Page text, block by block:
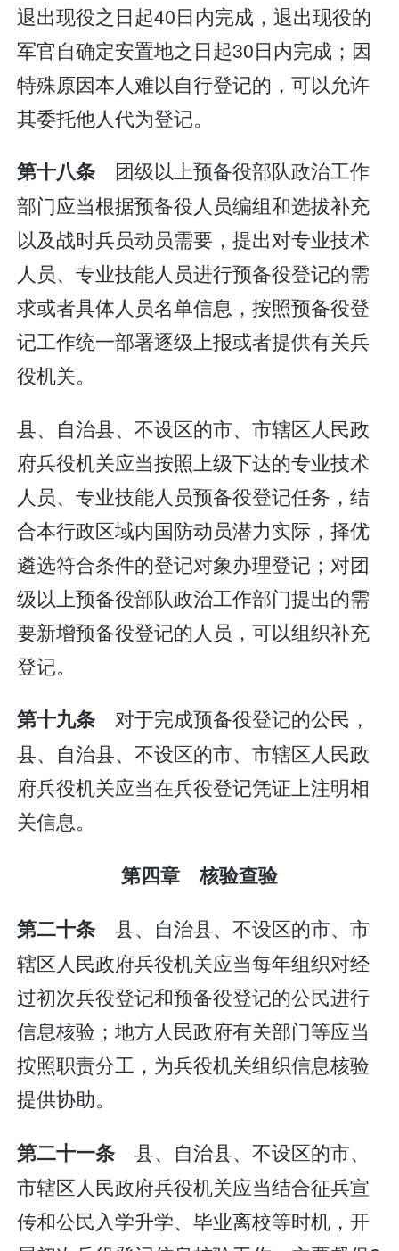
退出现役之日起40日内完成，退出现役的
军官自确定安置地之日起30日内完成；因
特殊原因本人难以自行登记的，可以允许
其委托他人代为登记。
第十八条 团级以上预备役部队政治工作
部门应当根据预备役人员编组和选拔补充
以及战时兵员动员需要，提出对专业技术
人员、专业技能人员进行预备役登记的需
求或者具体人员名单信息，按照预备役登
记工作统一部署逐级上报或者提供有关兵
役机关。
县、自治县、不设区的市、市辖区人民政
府兵役机关应当按照上级下达的专业技术
人员、专业技能人员预备役登记任务，结
合本行政区域内国防动员潜力实际，择优
遴选符合条件的登记对象办理登记；对团
级以上预备役部队政治工作部门提出的需
要新增预备役登记的人员，可以组织补充
登记。
第十九条对于完成预备役登记的公民，
县、自治县、不设区的市、市辖区人民政
府兵役机关应当在兵役登记凭证上注明相
关信息。
第四章 核验查验
第二十条 县、自治县、不设区的市、市
辖区人民政府兵役机关应当每年组织对经
过初次兵役登记和预备役登记的公民进行
信息核验；地方人民政府有关部门等应当
按照职责分工，为兵役机关组织信息核验
提供协助。
第二十一条 县、自治县、不设区的市、
市辖区人民政府兵役机关应当结合征兵宣
传和公民入学升学、毕业离校等时机，开